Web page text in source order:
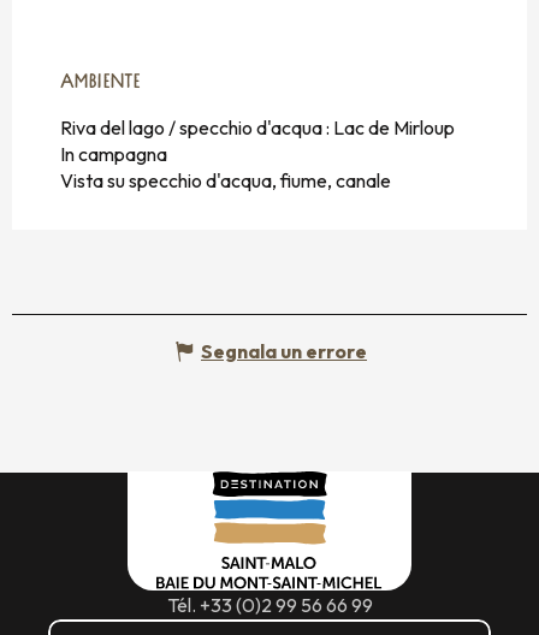
AMBIENTE
AMBIENTE
Riva del lago / specchio d'acqua : Lac de Mirloup
In campagna
Vista su specchio d'acqua, fiume, canale
Segnala un errore
Tél. +33 (0)2 99 56 66 99